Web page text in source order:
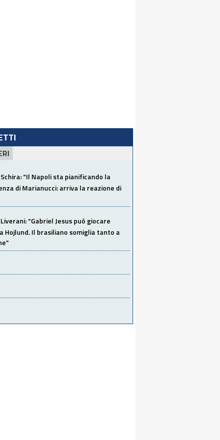
Schira: "Il Napoli sta pianificando la
di Marianucci: arriva la reazione di
Liverani: "Gabriel Jesus può giocare
Hojlund. Il brasiliano somiglia tanto a